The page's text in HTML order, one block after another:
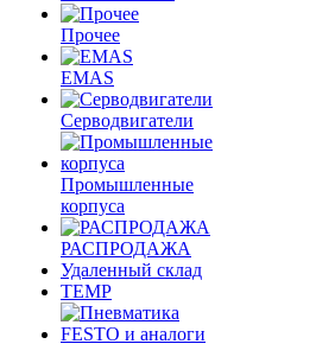
Прочее
EMAS
Cерводвигатели
Промышленные
корпуса
РАСПРОДАЖА
Удаленный склад
TEMP